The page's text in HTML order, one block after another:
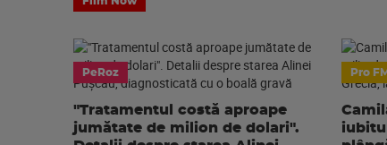
PeRoz
"Tratamentul costă aproape
jumătate de milion de dolari".
Pro FM